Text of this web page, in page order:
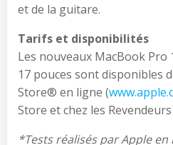
et de la guitare.
Tarifs et disponibilités
Les nouveaux MacBook Pro
17 pouces sont disponibles
Store® en ligne (
Store et chez les
*Tests réalisés par Apple